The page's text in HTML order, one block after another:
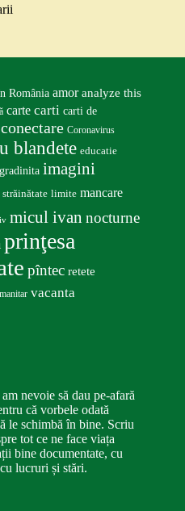
România amor analyze this
carte carti carti de
conectare Coronavirus
blandete educatie
gradinita imagini
limite mancare
micul ivan nocturne
prinţesa
pîntec retete
vacanta
nevoie să dau pe-afară
că vorbele odată
le schimbă în bine. Scriu
tot ce ne face viața
bine documentate, cu
lucruri și stări.